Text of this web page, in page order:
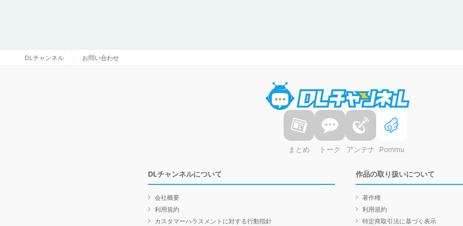
DLチャンネル お問い合わせ
まとめ トーク アンテナ Pommu
DLチャンネルについて
会社概要
利用規約
カスタマーハラスメントに対する行動指針
作品の取り扱いについて
著作権
利用規約
特定商取引法に基づく表示